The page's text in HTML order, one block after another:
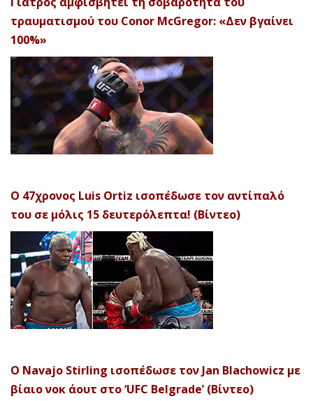
τραυματισμού του Conor McGregor: «Δεν βγαίνει
100%»
Ο 47χρονος Luis Ortiz ισοπέδωσε τον αντίπαλό
του σε μόλις 15 δευτερόλεπτα! (Βίντεο)
Ο Navajo Stirling ισοπέδωσε τον Jan Blachowicz με
βίαιο νοκ άουτ στο ‘UFC Belgrade’ (Βίντεο)